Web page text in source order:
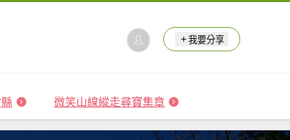
我要分享
微笑山線縱走尋寶集章